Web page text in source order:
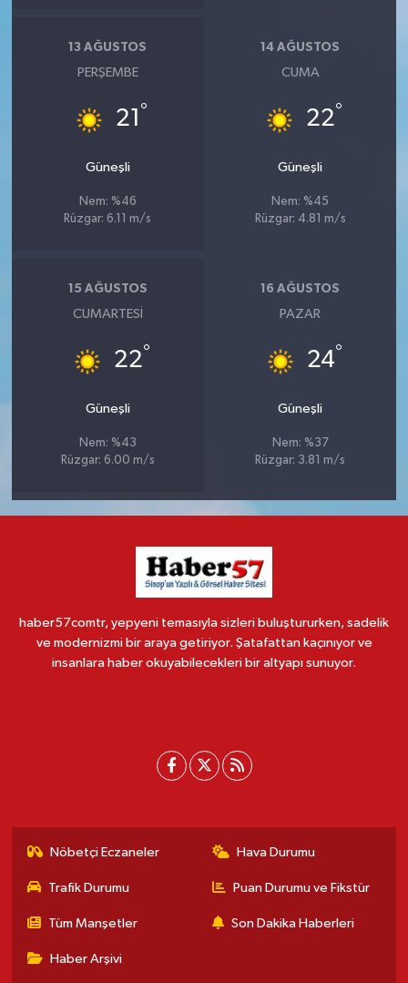
13 AĞUSTOS
PERŞEMBE
21 °
Güneşli
Nem: %46
Rüzgar: 6.11 m/s
14 AĞUSTOS
CUMA
22°
Güneşli
Nem: %45
Rüzgar: 4.81 m/s
15 AĞUSTOS
CUMARTESI
22°
Güneşli
Nem: %43
Rüzgar: 6.00 m/s
16 AĞUSTOS
PAZAR
24°
Güneşli
Nem: %37
Rüzgar: 3.81 m/s
haber57comtr, yepyeni temasıyla sizleri buluştururken, sadelik
ve modernizmi bir araya getiriyor. Şatafattan kaçınıyor ve
insanlara haber okuyabilecekleri bir altyapı sunuyor.
Nöbetçi Eczaneler Hava Durumu
Trafik Durumu Puan Durumu ve Fikstür
Tüm Manşetler Son Dakika Haberleri
Haber Arşivi